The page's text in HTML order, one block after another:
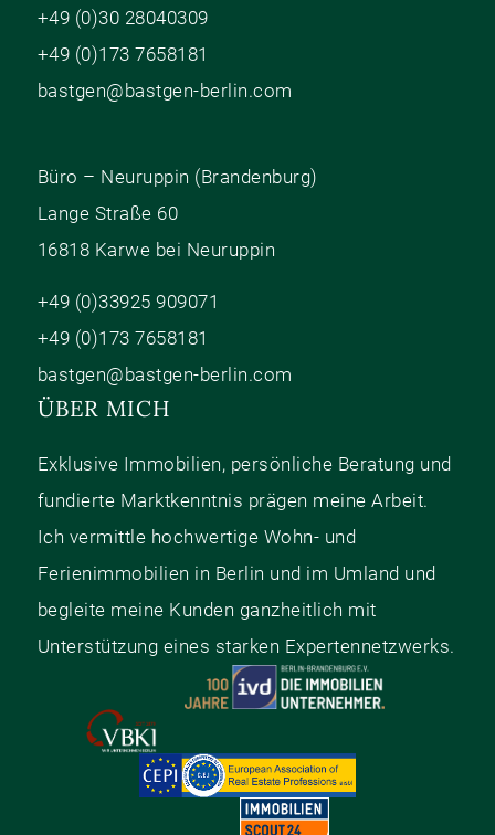
+49 (0)30 28040309
+49 (0)173 7658181
bastgen@bastgen-berlin.com
Büro – Neuruppin (Brandenburg)
Lange Straße 60
16818 Karwe bei Neuruppin
+49 (0)33925 909071
+49 (0)173 7658181
bastgen@bastgen-berlin.com
ÜBER MICH
Exklusive Immobilien, persönliche Beratung und
fundierte Marktkenntnis prägen meine Arbeit.
Ich vermittle hochwertige Wohn- und
Ferienimmobilien in Berlin und im Umland und
begleite meine Kunden ganzheitlich mit
Unterstützung eines starken Expertennetzwerks.